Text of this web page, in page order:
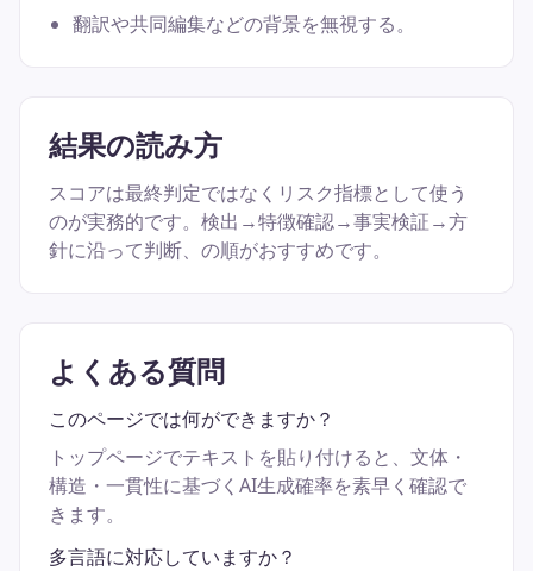
翻訳や共同編集などの背景を無視する。
結果の読み方
スコアは最終判定ではなくリスク指標として使う
のが実務的です。検出→特徴確認→事実検証→方
針に沿って判断、の順がおすすめです。
よくある質問
このページでは何ができますか？
トップページでテキストを貼り付けると、文体・
構造・一貫性に基づくAI生成確率を素早く確認で
きます。
多言語に対応していますか？